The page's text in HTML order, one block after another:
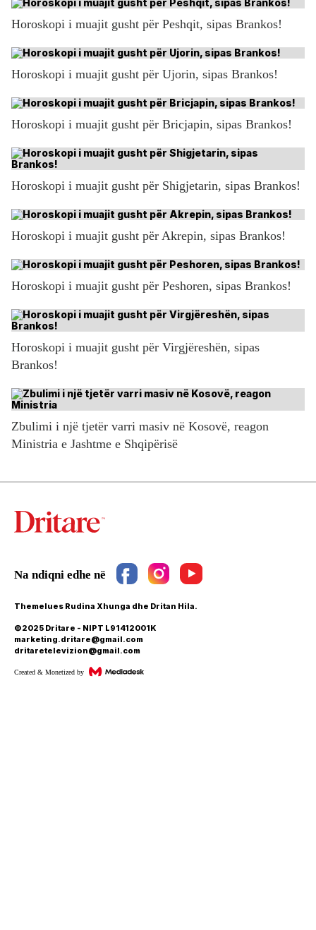
Horoskopi i muajit gusht për Peshqit, sipas Brankos!
Horoskopi i muajit gusht për Ujorin, sipas Brankos!
Horoskopi i muajit gusht për Bricjapin, sipas Brankos!
Horoskopi i muajit gusht për Shigjetarin, sipas Brankos!
Horoskopi i muajit gusht për Akrepin, sipas Brankos!
Horoskopi i muajit gusht për Peshoren, sipas Brankos!
Horoskopi i muajit gusht për Virgjëreshën, sipas
Brankos!
Zbulimi i një tjetër varri masiv në Kosovë, reagon
Ministria e Jashtme e Shqipërisë
Themelues Rudina Xhunga dhe Dritan Hila.
©2025 Dritare - NIPT L91412001K
marketing.dritare@gmail.com
dritaretelevizion@gmail.com
Created & Monetized by